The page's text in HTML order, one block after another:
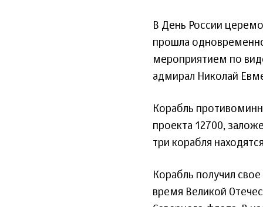
В День России
прошла
мероприятием по
адмирал Николай
Корабль
проекта 12700,
три корабля
Корабль получил
время Великой